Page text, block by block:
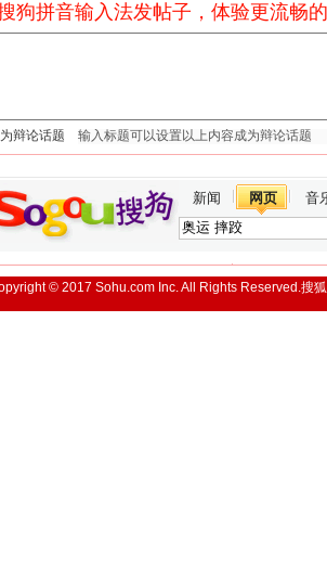
狗拼音输入法发帖子，体验更流畅
辩论话题
新闻 网页 音
© 2017 Sohu.com Inc. All Rights Reserved.搜